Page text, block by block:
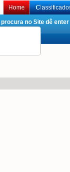
Home
no Site dê